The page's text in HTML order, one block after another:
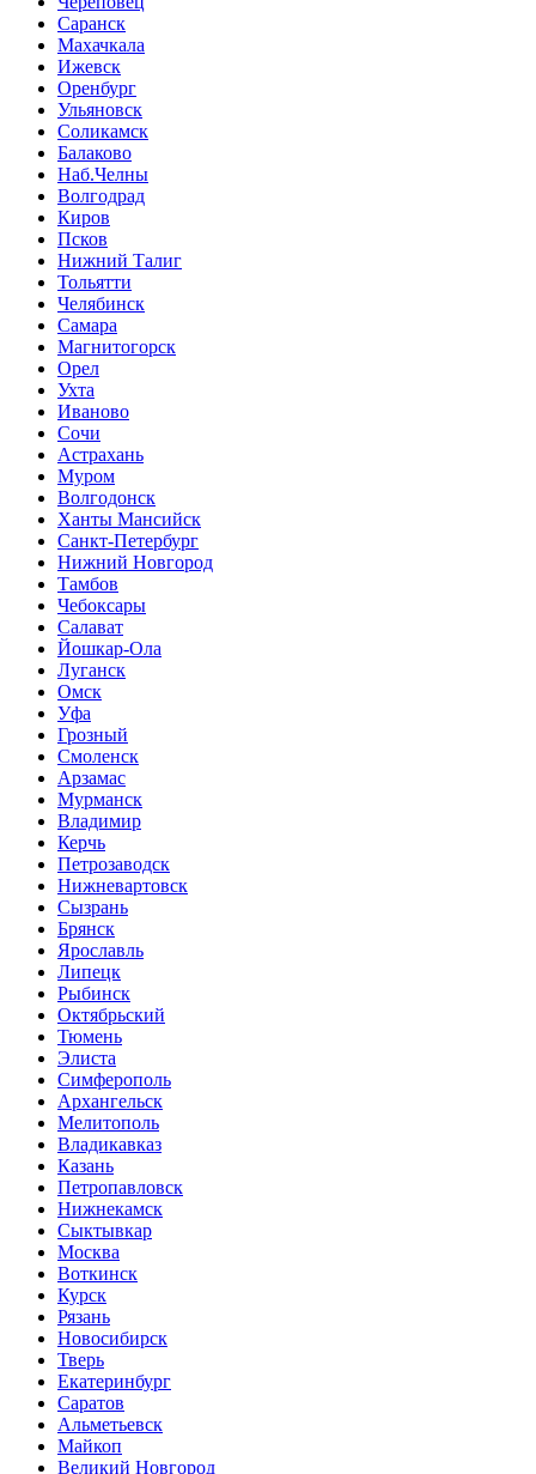
Саранск
Махачкала
Ижевск
Оренбург
Ульяновск
Соликамск
Балаково
Наб.Челны
Волгодрад
Киров
Псков
Нижний Талиг
Тольятти
Челябинск
Самара
Магнитогорск
Орел
Ухта
Иваново
Сочи
Астрахань
Муром
Волгодонск
Ханты Мансийск
Санкт-Петербург
Нижний Новгород
Тамбов
Чебоксары
Салават
Йошкар-Ола
Луганск
Омск
Уфа
Грозный
Смоленск
Арзамас
Мурманск
Владимир
Керчь
Петрозаводск
Нижневартовск
Сызрань
Брянск
Ярославль
Липецк
Рыбинск
Октябрьский
Тюмень
Элиста
Симферополь
Архангельск
Мелитополь
Владикавказ
Казань
Петропавловск
Нижнекамск
Сыктывкар
Москва
Воткинск
Курск
Рязань
Новосибирск
Тверь
Екатеринбург
Саратов
Альметьевск
Майкоп
Великий Новгород